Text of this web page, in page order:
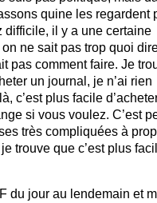
quine les regardent
difficile, il y a une certaine
ne sait pas trop quoi
pas comment faire. Je
un journal, je n’ai rien
c’est plus facile
si vous voulez. C’est
très compliquées à
trouve que c’est plus
du jour au lendemain et